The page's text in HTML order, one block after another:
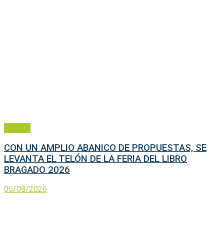
CON UN AMPLIO ABANICO DE PROPUESTAS, SE
LEVANTA EL TELÓN DE LA FERIA DEL LIBRO
BRAGADO 2026
05/08/2026